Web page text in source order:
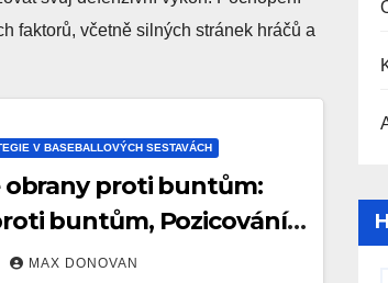
faktorů, včetně silných stránek hráčů a
V BASEBALLOVÝCH SESTAVÁCH
obrany proti buntům:
buntům, Pozicování,
MAX DONOVAN